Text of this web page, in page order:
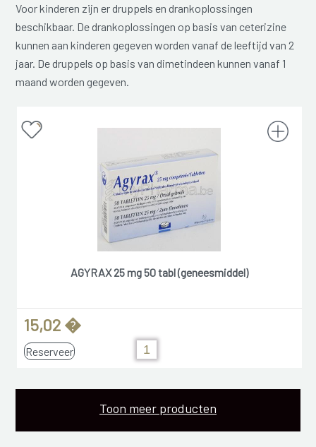
Voor kinderen zijn er druppels en drankoplossingen
beschikbaar. De drankoplossingen op basis van ceterizine
kunnen aan kinderen gegeven worden vanaf de leeftijd van 2
jaar. De druppels op basis van dimetindeen kunnen vanaf 1
maand worden gegeven.
AGYRAX 25 mg 50 tabl (geneesmiddel)
15,02 �
Reserveer
Toon meer producten